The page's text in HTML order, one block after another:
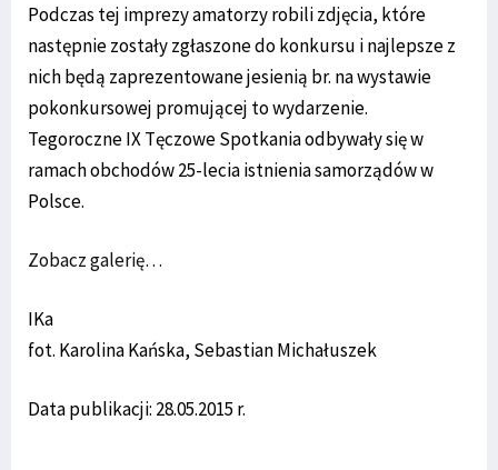
Podczas tej imprezy amatorzy robili zdjęcia, które
następnie zostały zgłaszone do konkursu i najlepsze z
nich będą zaprezentowane jesienią br. na wystawie
pokonkursowej promującej to wydarzenie.
Tegoroczne IX Tęczowe Spotkania odbywały się w
ramach obchodów 25-lecia istnienia samorządów w
Polsce.
Zobacz galerię…
IKa
fot. Karolina Kańska, Sebastian Michałuszek
Data publikacji: 28.05.2015 r.